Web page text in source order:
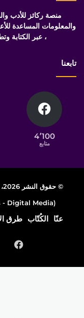
منصة ركائز للأدب
والمعلومات المساعدة
، عبر الكتابة
تابعنا
4٬100
متابع
© حقوق النشر 2026، جميع الحقوق محفوظة |
Digital Media) -
عنّا الكُتّاب طرق